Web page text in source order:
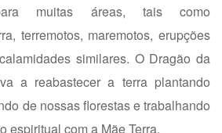
muitas áreas, tais como
terremotos, maremotos, erupções
similares. O Dragão da
a reabastecer a terra plantando
de nossas florestas e trabalhando
espiritual com a Mãe Terra.